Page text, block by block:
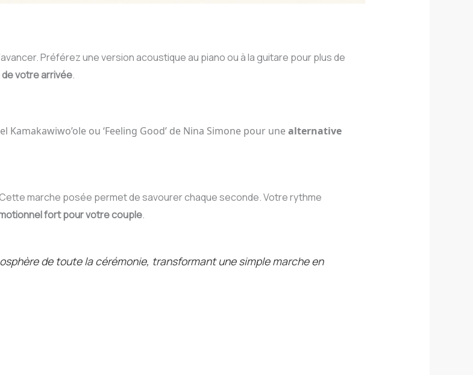
Préférez une version acoustique au piano ou à la guitare pour plus de
de votre arrivée.
Kamakawiwo’ole ou ‘Feeling Good’ de Nina Simone pour unealternative
marche posée permet de savourer chaque seconde. Votre rythme
fort pour votre couple.
de toute la cérémonie, transformant une simple marche en